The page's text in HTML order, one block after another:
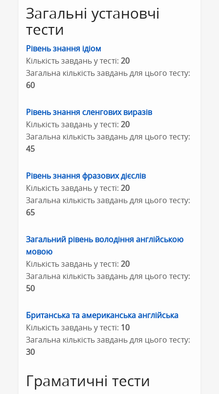
Загальні установчі
тести
Рівень знання ідіом
Кількість завдань у тесті: 20
Загальна кількість завдань для цього тесту:
60
Рівень знання сленгових виразів
Кількість завдань у тесті: 20
Загальна кількість завдань для цього тесту:
45
Рівень знання фразових дієслів
Кількість завдань у тесті: 20
Загальна кількість завдань для цього тесту:
65
Загальний рівень володіння англійською
мовою
Кількість завдань у тесті: 20
Загальна кількість завдань для цього тесту:
50
Британська та американська англійська
Кількість завдань у тесті: 10
Загальна кількість завдань для цього тесту:
30
Граматичні тести